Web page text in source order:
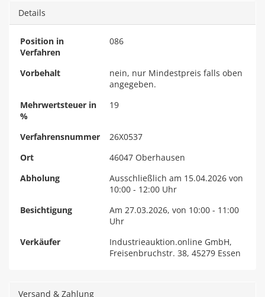
Details
Position in
Verfahren
086
Vorbehalt
nein, nur Mindestpreis falls oben
angegeben.
Mehrwertsteuer in
%
19
Verfahrensnummer
26X0537
Ort
46047 Oberhausen
Abholung
Ausschließlich am 15.04.2026 von
10:00 - 12:00 Uhr
Besichtigung
Am 27.03.2026, von 10:00 - 11:00
Uhr
Verkäufer
Industrieauktion.online GmbH,
Freisenbruchstr. 38, 45279 Essen
Versand & Zahlung